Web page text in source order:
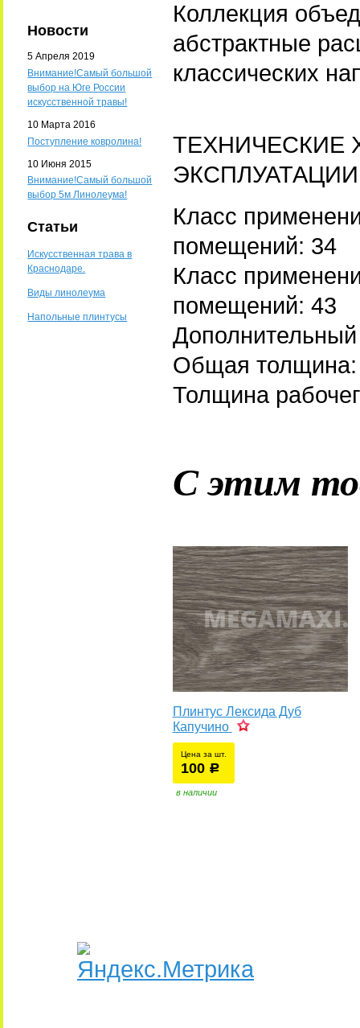
Новости
5 Апреля 2019
Внимание!Самый большой
выбор на Юге России
искусственной травы!
10 Марта 2016
Поступление ковролина!
10 Июня 2015
Внимание!Самый большой
выбор 5м Линолеума!
Статьи
Искусственная трава в
Краснодаре.
Виды линолеума
Напольные плинтусы
Коллекция
абстрактные
классических
ТЕХНИЧЕСКИЕ
ЭКСПЛУАТАЦИИ
Класс
помещений: 34
Класс
помещений: 43
Общая
Толщина
С этим
Плинтус Лексида Дуб
Капучино
Цена за шт.
100 р
в наличии